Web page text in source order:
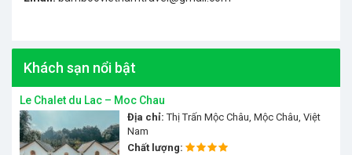
Khách sạn nổi bật
Le Chalet du Lac – Moc Chau
Địa chỉ:Thị Trấn Mộc Châu, Mộc Châu, Việt
Nam
Chất lượng: